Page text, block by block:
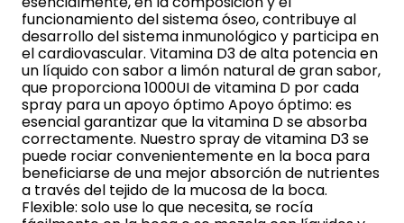
funcionamiento del sistema óseo, contribuye al
desarrollo del sistema inmunológico y participa en
el cardiovascular. Vitamina D3 de alta potencia en
un líquido con sabor a limón natural de gran sabor,
que proporciona 1000UI de vitamina D por cada
spray para un apoyo óptimo Apoyo óptimo: es
esencial garantizar que la vitamina D se absorba
correctamente. Nuestro spray de vitamina D3 se
puede rociar convenientemente en la boca para
beneficiarse de una mejor absorción de nutrientes
a través del tejido de la mucosa de la boca.
Flexible: solo use lo que necesita, se rocía